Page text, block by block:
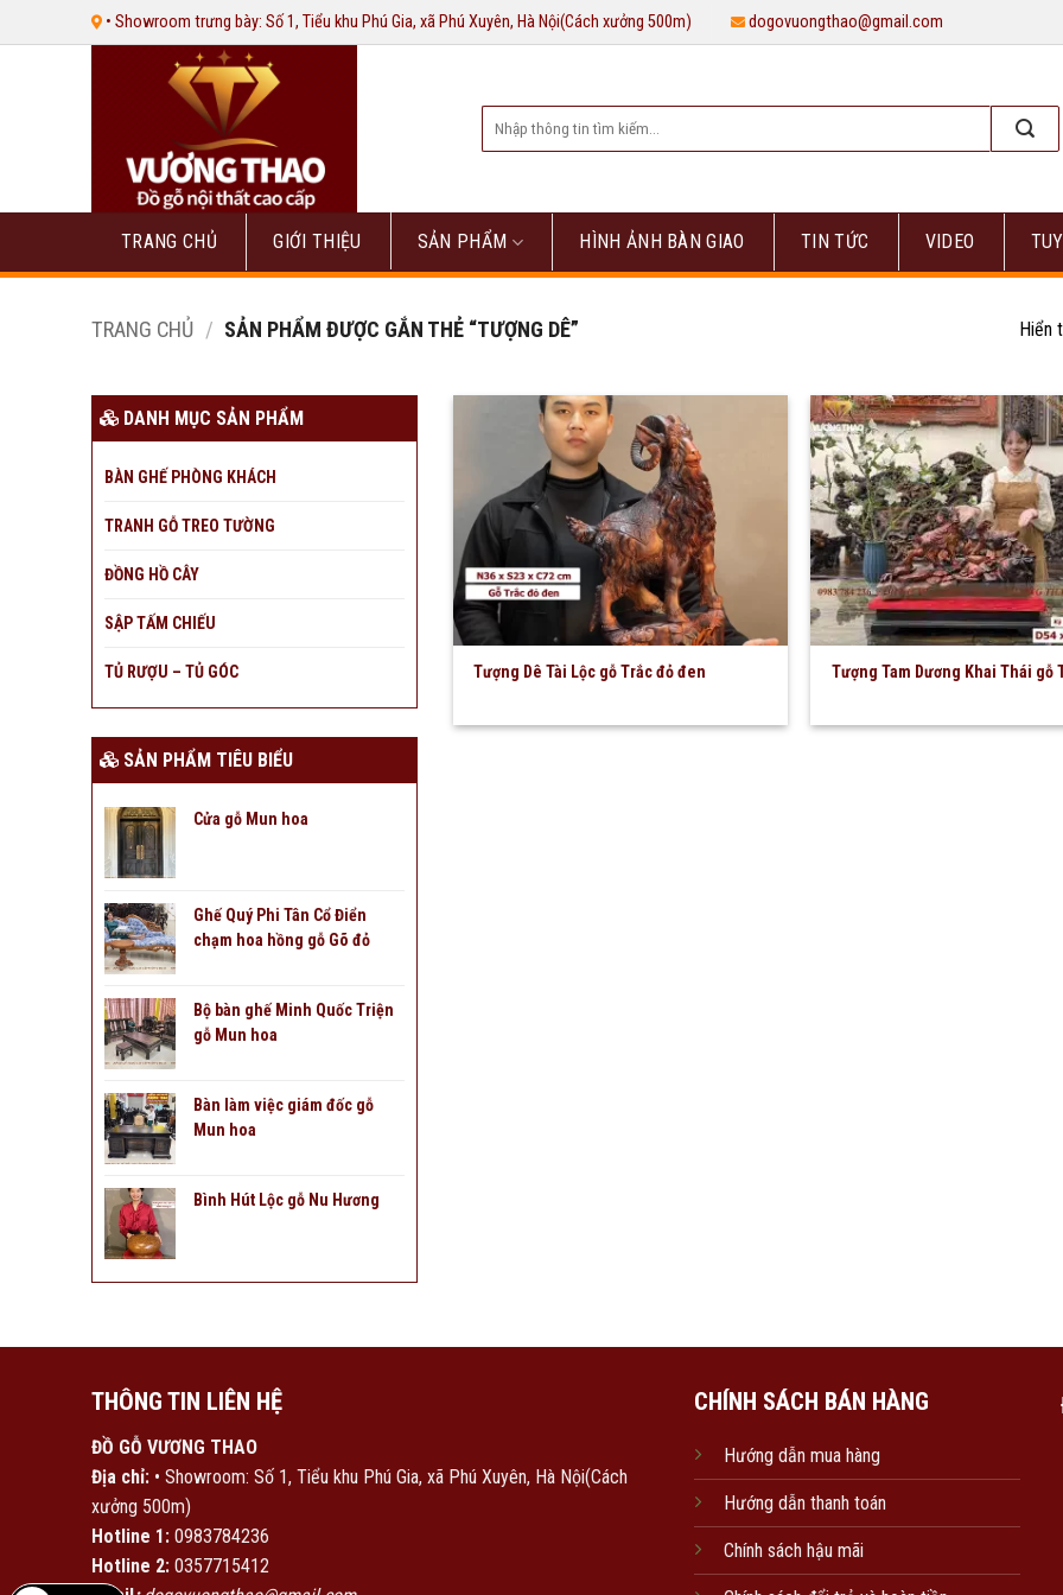
qua
• Showroom trưng bày: Số 1, Tiểu khu Phú Gia, xã Phú Xuyên, Hà Nội(Cách xưởng 500m) dogovuongthao@gmail.com
kiếm:
TRANG CHỦ GIỚI THIỆU SẢN PHẨM HÌNH ẢNH BÀN GIAO TIN TỨC VIDEO
TRANG CHỦ / SẢN PHẨM ĐƯỢC GẮN THẺ “TƯỢNG DÊ” Hiển
DANH MỤC SẢN PHẨM
BÀN GHẾ PHÒNG KHÁCH
TRANH GỖ TREO TƯỜNG
ĐỒNG HỒ CÂY
SẬP TẤM CHIẾU
TỦ RƯỢU – TỦ GÓC
SẢN PHẨM TIÊU BIỂU
Cửa gỗ Mun hoa
Ghế Quý Phi Tân Cổ Điển
chạm hoa hồng gỗ Gõ đỏ
Bộ bàn ghế Minh Quốc Triện
gỗ Mun hoa
Bàn làm việc giám đốc gỗ
Mun hoa
Bình Hút Lộc gỗ Nu Hương
Tượng Dê Tài Lộc gỗ Trắc đỏ đen Tượng Tam Dương Khai Thái gỗ
THÔNG TIN LIÊN HỆ
ĐỒ GỖ VƯƠNG THAO
Địa chỉ: • Showroom: Số 1, Tiểu khu Phú Gia, xã Phú Xuyên, Hà Nội(Cách
xưởng 500m)
Hotline 1: 0983784236
Hotline 2: 0357715412
CHÍNH SÁCH BÁN HÀNG
Hướng dẫn mua hàng
Hướng dẫn thanh toán
Chính sách hậu mãi